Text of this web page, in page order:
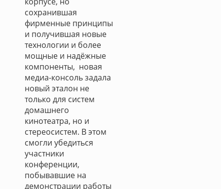
сохранившая
фирменные принципы
и получившая новые
технологии и более
мощные и надёжные
компоненты, новая
медиа-консоль задала
новый эталон не
только для систем
домашнего
кинотеатра, но и
стереосистем. В этом
смогли убедиться
участники
конференции,
побывавшие на
демонстрации работы